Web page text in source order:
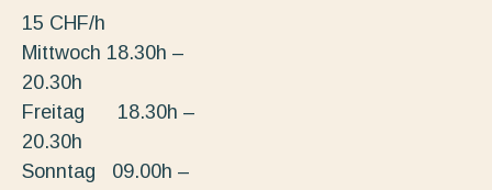
15 CHF/h
Mittwoch 18.30h –
20.30h
Freitag 18.30h –
20.30h
Sonntag 09.00h –